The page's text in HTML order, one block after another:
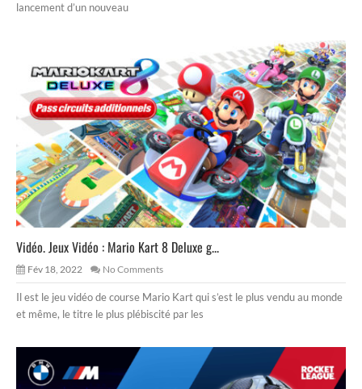
lancement d’un nouveau
Vidéo. Jeux Vidéo : Mario Kart 8 Deluxe g...
Fév 18, 2022 No Comments
Il est le jeu vidéo de course Mario Kart qui s’est le plus vendu au monde
et même, le titre le plus plébiscité par les